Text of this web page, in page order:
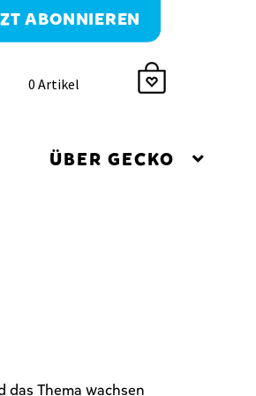
ABONNIEREN
0 Artikel
ÜBER GECKO
das Thema wachsen